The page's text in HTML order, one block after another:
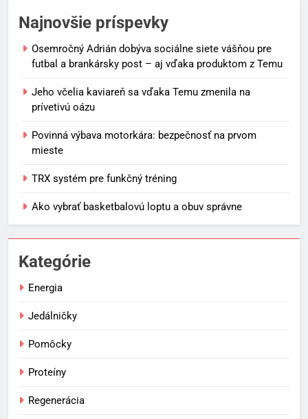
Najnovšie príspevky
Osemročný Adrián dobýva sociálne siete vášňou pre
futbal a brankársky post – aj vďaka produktom z Temu
Jeho včelia kaviareň sa vďaka Temu zmenila na
prívetivú oázu
Povinná výbava motorkára: bezpečnosť na prvom
mieste
TRX systém pre funkčný tréning
Ako vybrať basketbalovú loptu a obuv správne
Kategórie
Energia
Jedálničky
Pomôcky
Proteíny
Regenerácia